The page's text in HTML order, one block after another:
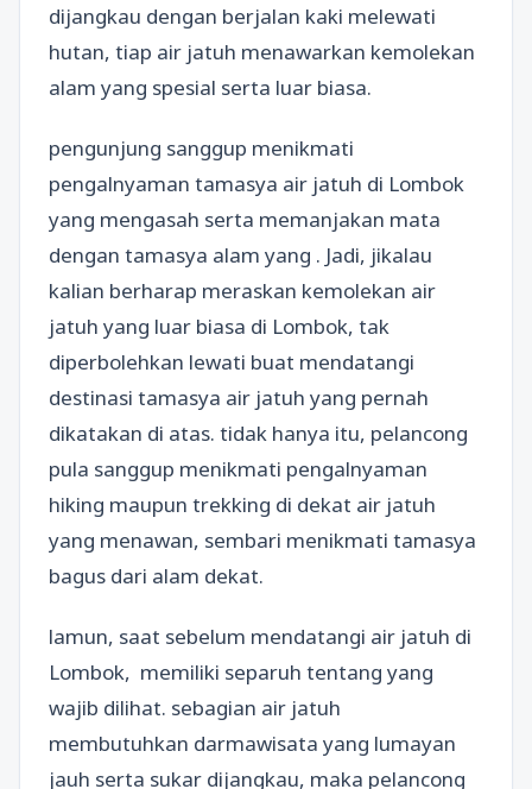
dijangkau dengan berjalan kaki melewati
hutan, tiap air jatuh menawarkan kemolekan
alam yang spesial serta luar biasa.
pengunjung sanggup menikmati
pengalnyaman tamasya air jatuh di Lombok
yang mengasah serta memanjakan mata
dengan tamasya alam yang . Jadi, jikalau
kalian berharap meraskan kemolekan air
jatuh yang luar biasa di Lombok, tak
diperbolehkan lewati buat mendatangi
destinasi tamasya air jatuh yang pernah
dikatakan di atas. tidak hanya itu, pelancong
pula sanggup menikmati pengalnyaman
hiking maupun trekking di dekat air jatuh
yang menawan, sembari menikmati tamasya
bagus dari alam dekat.
lamun, saat sebelum mendatangi air jatuh di
Lombok, memiliki separuh tentang yang
wajib dilihat. sebagian air jatuh
membutuhkan darmawisata yang lumayan
jauh serta sukar dijangkau, maka pelancong